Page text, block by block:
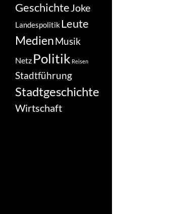
GeschichteJoke
LandespolitikLeute
MedienMusik
Netz Politik Reisen
Stadtführung
Stadtgeschichte
Wirtschaft